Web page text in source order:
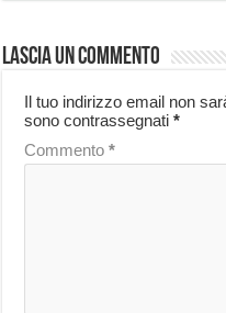
Lascia un commento
Il tuo indirizzo email non
sono contrassegnati*
Commento*